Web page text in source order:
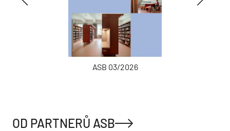
ASB 03/2026
OD PARTNERŮ ASB